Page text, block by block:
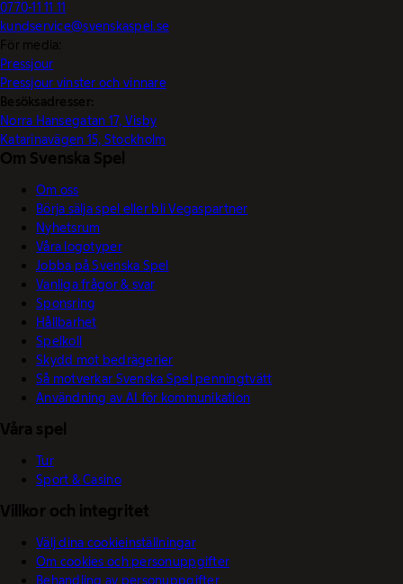
0770-11 11 11
kundservice@svenskaspel.se
För media:
Pressjour
Pressjour vinster och vinnare
Besöksadresser:
Norra Hansegatan 17, Visby
Katarinavägen 15, Stockholm
Om Svenska Spel
Om oss
Börja sälja spel eller bli Vegaspartner
Nyhetsrum
Våra logotyper
Jobba på Svenska Spel
Vanliga frågor & svar
Sponsring
Hållbarhet
Spelkoll
Skydd mot bedrägerier
Så motverkar Svenska Spel penningtvätt
Användning av AI för kommunikation
Våra spel
Tur
Sport & Casino
Villkor och integritet
Välj dina cookieinställningar
Om cookies och personuppgifter
Behandling av personuppgifter